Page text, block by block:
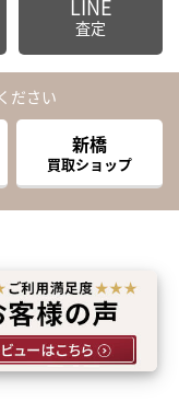
LINE
査定
ださい
新橋
買取ショップ